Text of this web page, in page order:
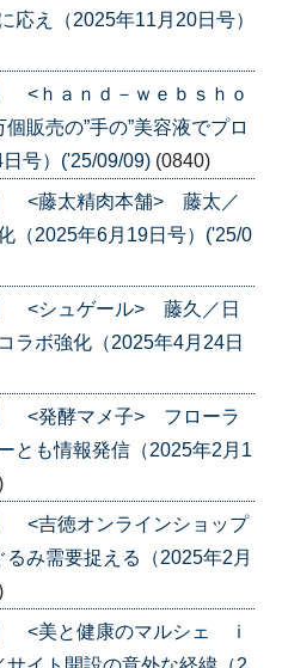
応え（2025年11月20日号）
<ｈａｎｄ－ｗｅｂｓｈｏ
販売の”手の”美容液でプロ
号）('25/09/09) (0840)
】 <藤太精肉本舗> 藤太／
（2025年6月19日号）('25/0
】 <シュゲール> 藤久／日
ラボ強化（2025年4月24日
】 <発酵マメ子> フローラ
とも情報発信（2025年2月1
<吉徳オンラインショップ
み需要捉える（2025年2月
】 <美と健康のマルシェ ｉ